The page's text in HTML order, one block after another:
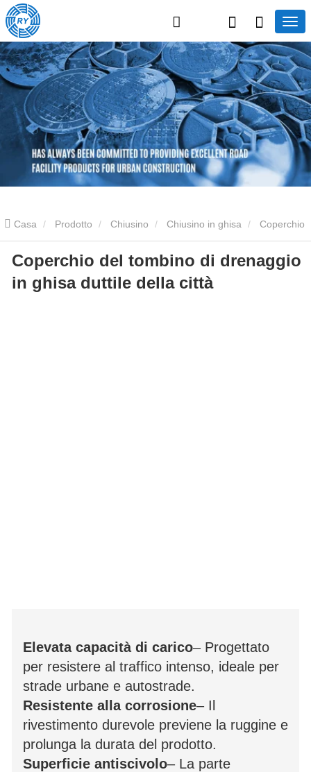
Casa Prodotto Chiusino Chiusino in ghisa
del tombino di drenaggio in ghisa duttile della città
Coperchio del tombino di drenaggio
in ghisa duttile della città
Elevata capacità di carico– Progettato
per resistere al traffico intenso, ideale per
strade urbane e autostrade.
Resistente alla corrosione– Il
rivestimento durevole previene la ruggine e
prolunga la durata del prodotto.
Superficie antiscivolo– La parte